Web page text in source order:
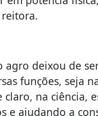
reitora.
agro deixou de
funções, seja
na ciência,
e ajudando a